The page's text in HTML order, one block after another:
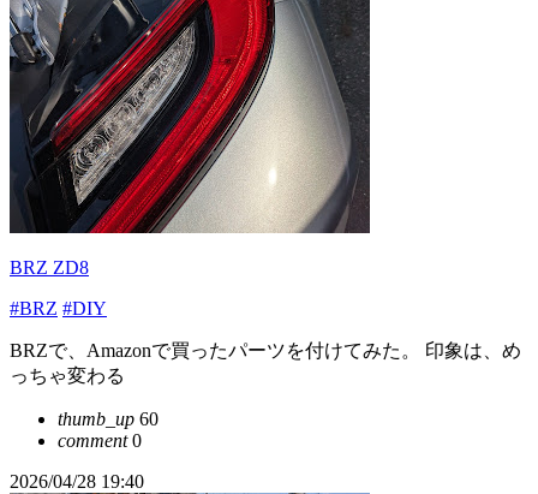
BRZ ZD8
#BRZ #DIY
BRZで、Amazonで買ったパーツを付けてみた。 印象は、め
っちゃ変わる
thumb_up 60
comment0
2026/04/28 19:40